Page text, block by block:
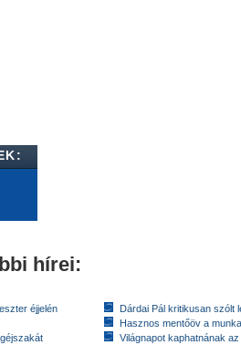
hírei:
éjjelén
Dárdai Pál kritikusan szólt
Hasznos mentőöv a
Világnapot kaphatnának